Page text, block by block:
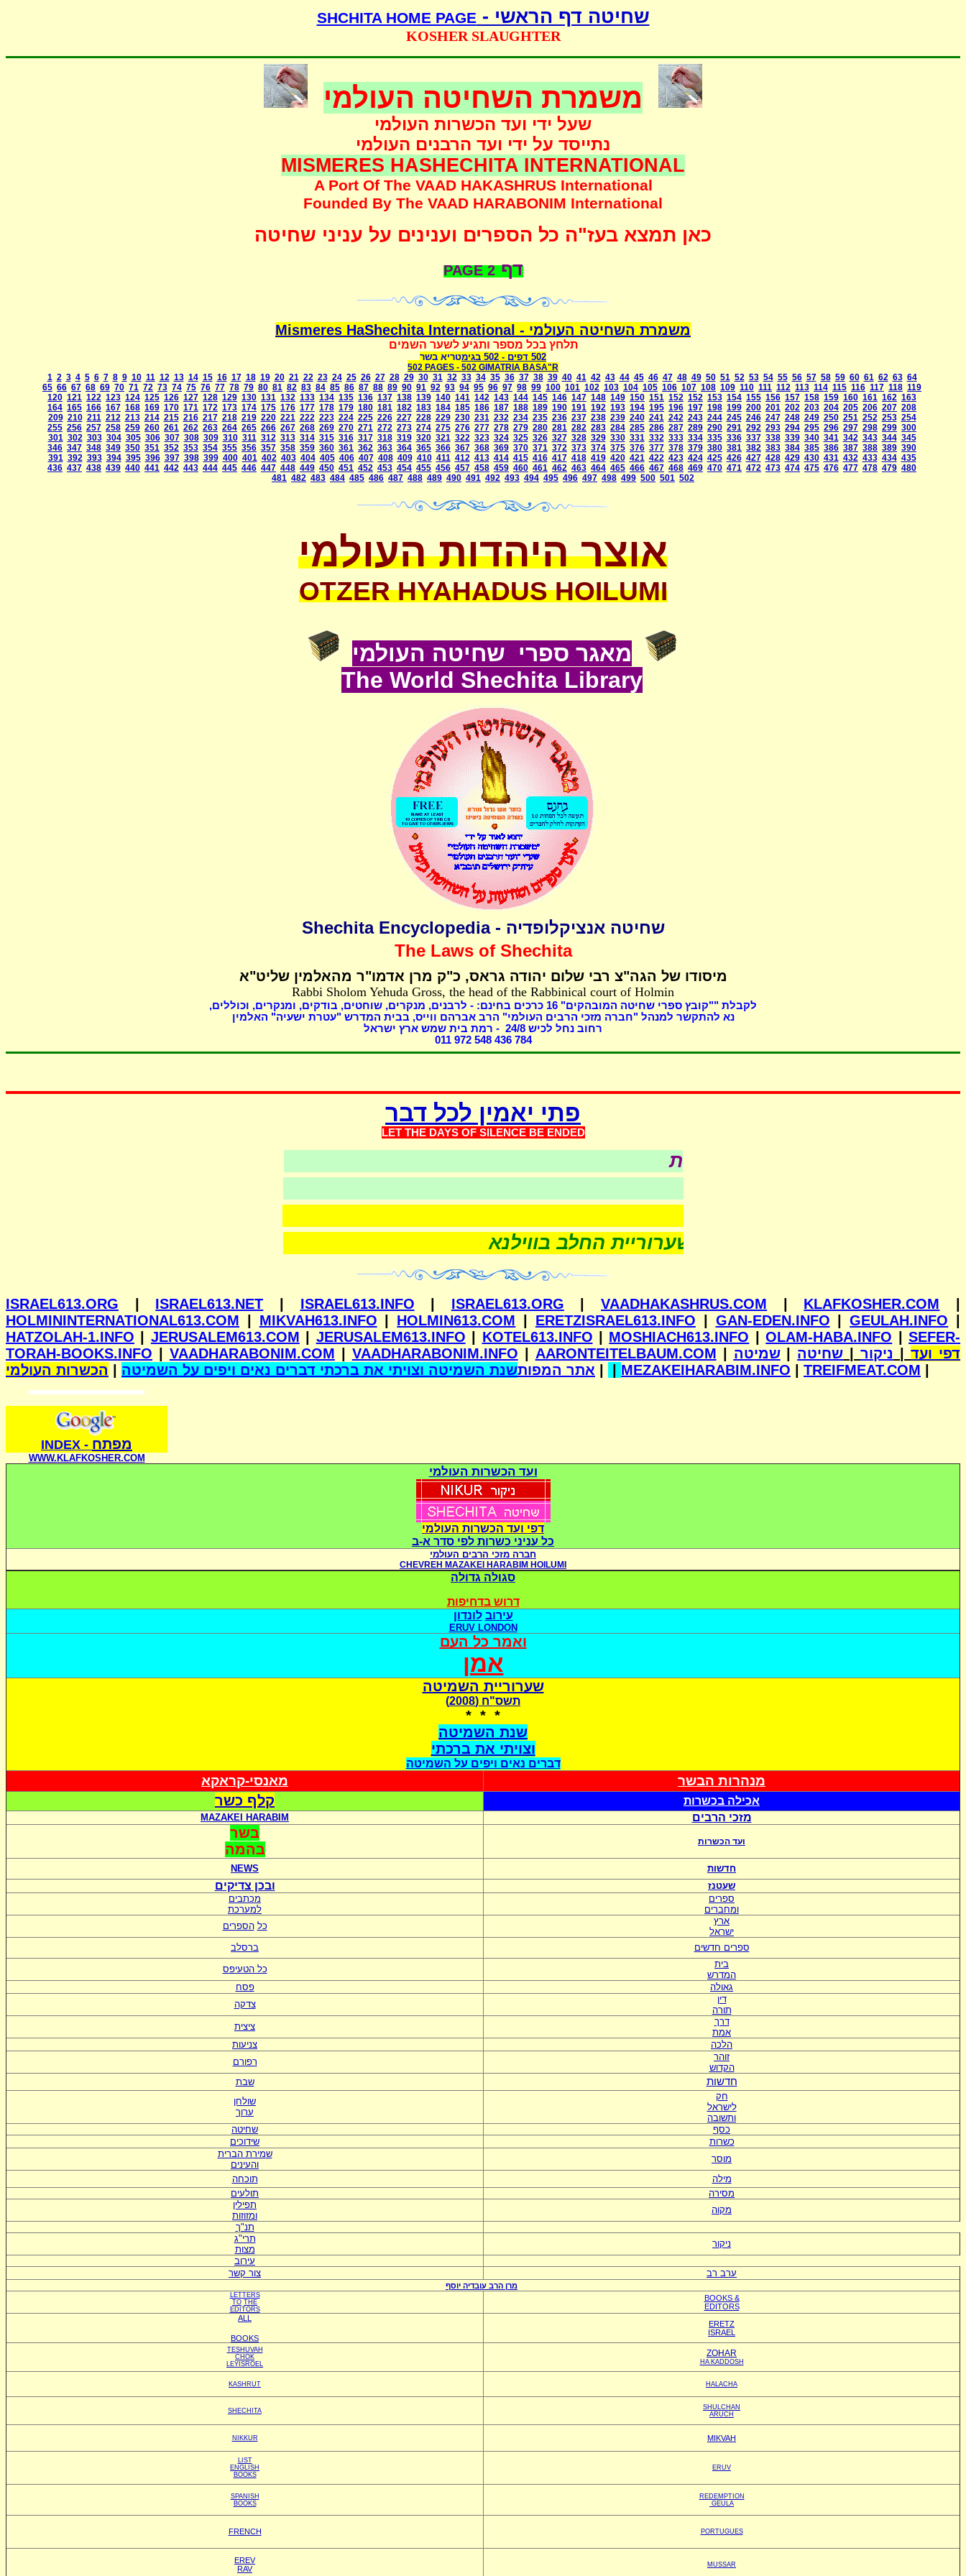
שחיטה דף הראשי -SHCHITA HOME PAGE
KOSHER SLAUGHTER
משמרת השחיטה העולמי
שעל ידי ועד הכשרות העולמי
נתייסד על ידי ועד הרבנים העולמי
MISMERES HASHECHITA INTERNATIONAL
A Port Of The VAAD HAKASHRUS International
Founded By The VAAD HARABONIM International
כאן תמצא בעז"ה כל הספרים וענינים על עניני שחיטה
דף 2
PAGE
משמרת השחיטה העולמי - Mismeres HaShechita International
תלחץ בכל מספר ותגיע לשער השמים
502 דפים - 502 בגימטריא בשר
502 PAGES - 502 GIMATRIA BASA"R
1 2 3 4 5 6 7 8 9 10 11 12 13 14 15 16 17 18 19 20 21 22 23 24 25 26 27 28 29 30 31 32 33 34 35 36 37 38 39 40 41 42 43 44 45 46 47 48 49 50 51 52 53 54 55 56 57 58 59 60 61 62 63 64
65 66 67 68 69 70 71 72 73 74 75 76 77 78 79 80 81 82 83 84 85 86 87 88 89 90 91 92 93 94 95 96 97 98 99 100 101 102 103 104 105 106 107 108 109 110 111 112 113 114 115 116 117 118 119
120 121 122 123 124 125 126 127 128 129 130 131 132 133 134 135 136 137 138 139 140 141 142 143 144 145 146 147 148 149 150 151 152 152 153 154 155 156 157 158 159 160 161 162 163
164 165 166 167 168 169 170 171 172 173 174 175 176 177 178 179 180 181 182 183 184 185 186 187 188 189 190 191 192 193 194 195 196 197 198 199 200 201 202 203 204 205 206 207 208
209 210 211 212 213 214 215 216 217 218 219 220 221 222 223 224 225 226 227 228 229 230 231 232 234 235 236 237 238 239 240 241 242 243 244 245 246 247 248 249 250 251 252 253 254
255 256 257 258 259 260 261 262 263 264 265 266 267 268 269 270 271 272 273 274 275 276 277 278 279 280 281 282 283 284 285 286 287 289 290 291 292 293 294 295 296 297 298 299 300
301 302 303 304 305 306 307 308 309 310 311 312 313 314 315 316 317 318 319 320 321 322 323 324 325 326 327 328 329 330 331 332 333 334 335 336 337 338 339 340 341 342 343 344 345
346 347 348 349 350 351 352 353 354 355 356 357 358 359 360 361 362 363 364 365 366 367 368 369 370 371 372 373 374 375 376 377 378 379 380 381 382 383 384 385 386 387 388 389 390
391 392 393 394 395 396 397 398 399 400 401 402 403 404 405 406 407 408 409 410 411 412 413 414 415 416 417 418 419 420 421 422 423 424 425 426 427 428 429 430 431 432 433 434 435
436 437 438 439 440 441 442 443 444 445 446 447 448 449 450 451 452 453 454 455 456 457 458 459 460 461 462 463 464 465 466 467 468 469 470 471 472 473 474 475 476 477 478 479 480
481 482 483 484 485 486 487 488 489 490 491 492 493 494 495 496 497 498 499 500 501 502
אוצר היהדות העולמי
OTZER HYAHADUS HOILUMI
מאגר ספרי שחיטה העולמי
The World Shechita Library
שחיטה אנציקלופדיה - Shechita Encyclopedia
The Laws of Shechita
מיסודו של הגה"צ רבי שלום יהודה גראס, כ"ק מרן אדמו"ר מהאלמין שליט"א
Rabbi Sholom Yehuda Gross, the head of the Rabbinical court of Holmin
לקבלת ""קובץ ספרי שחיטה המובהקים" כרכים בחינם: - לרבנים, מנקרים, שוחטים, בודקים, ומנקרים, וכוללים,
נא להתקשר למנהל "חברה מזכי הרבים העולמי" הרב אברהם ווייס, בבית המדרש "עטרת ישעיה" האלמין
רחוב נחל לכיש 24/ 8
- רמת בית שמש ארץ ישראל
011 972 548 436 784
פתי יאמין לכל דבר
LET THE DAYS OF SILENCE BE ENDED
כל עניני כשרות
שערוריית החלב בווילנא
ISRAEL613.ORG ISRAEL613.NET ISRAEL613.INFO ISRAEL613.ORG |VAADHAKASHRUS.COM KLAFKOSHER.COM
HOLMININTERNATIONAL613.COM
MIKVAH613.INFO HOLMIN613.COM ERETZISRAEL613.INFO GAN-EDEN.INFO |GEULAH.INFO
HATZOLAH-1.INFO
JERUSALEM613.COM JERUSALEM613.INFO KOTEL613.INFO MOSHIACH613.INFO |OLAM-HABA.INFO |SEFER-
TORAH-BOOKS.INFO
VAADHARABONIM.COM VAADHARABONIM.INFO AARONTEITELBAUM.COM שמיטה| שחיטה |ניקור |דפי ועד
הכשרות העולמי
שנת השמיטה וצויתי את ברכתי דברים נאים ויפים על השמיטהאתר המפות MEZAKEIHARABIM.INFO TREIFMEAT.COM
מפתח -
INDEX
WWW.KLAFKOSHER.COM
ועד הכשרות העולמי
דפי ועד הכשרות העולמי
כל עניני כשרות לפי סדר א-ב
חברה מזכי הרבים העולמי
CHEVREH MAZAKEI HARABIM HOILUMI
סגולה גדולה
דרוש בדחיפות
עירוב לונדון
ERUV LONDON
ואמר כל העם
אמן
שערוריית השמיטה
תשס"ח (2008)
* * *
שנת השמיטה
וצויתי את ברכתי
דברים נאים ויפים על השמיטה
מאנסי-קראקא מנהרות הבשר
קלף כשר אכילה בכשרות
MAZAKEI HARABIM מזכי הרבים
בשר
בהמה
ועד הכשרות
NEWS חדשות
ובכן צדיקים
שעטנז
מכתבים
למערכת
ספרים
ומחברים
כל הספרים
ארץ
ישראל
ברסלב
ספרים חדשים
כל הטעיפס
בית
המדרש
פסח
גאולה
צדקה
דין
תורה
ציצית
דרך
אמת
צניעות
הלכה
רפורם
זוהר
הקדוש
שבת
חדשות
שולחן
ערוך
חק
לישראל
ותשובה
שחיטה
כסף
שידוכים
כשרות
שמירת הברית
והעינים
מוסר
תוכחה
מילה
תולעים
מסירה
תפילין
ומזוזות
מקוה
תנ"ך
תרי"ג
מצות
ניקור
עירוב
צור קשר
ערב רב
מרן הרב עובדיה יוסף
LETTERS
TO THE
EDITORS
BOOKS &
EDITORS
ALL
BOOKS
ERETZ
ISRAEL
TESHUVAH
CHOK
LEYISROEL
ZOHAR
HA KADDOSH
KASHRUT HALACHA
SHECHITA
SHULCHAN
ARUCH
NIKKUR MIKVAH
LIST
ENGLISH
BOOKS
ERUV
SPANISH
BOOKS
REDEMPTION
GEULA
FRENCH PORTUGUES
EREV
RAV
MUSSAR